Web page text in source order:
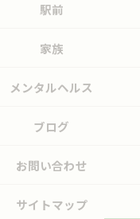
駅前
家族
メンタルヘルス
ブログ
お問い合わせ
サイトマップ